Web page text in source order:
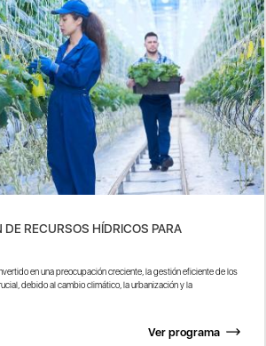
DE RECURSOS HÍDRICOS PARA
en una preocupación creciente, la gestión eficiente de los
debido al cambio climático, la urbanización y la
Ver programa